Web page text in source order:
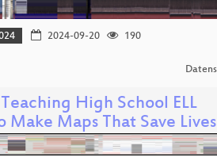
2024-09-20
190
High School ELL
Make Maps That Save Lives